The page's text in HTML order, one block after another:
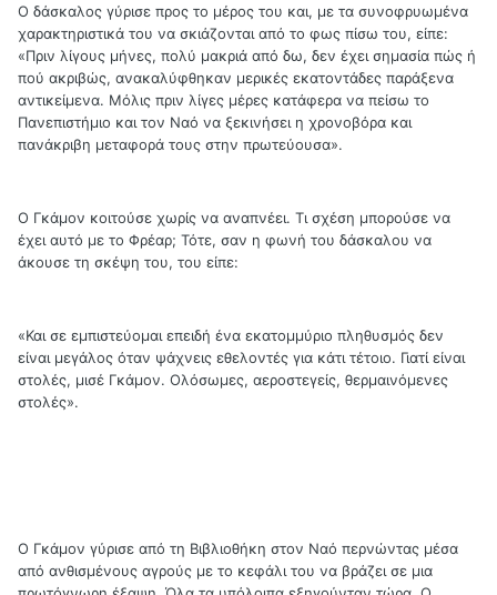
Ο δάσκαλος γύρισε προς το μέρος του και, με τα συνοφρυωμένα
χαρακτηριστικά του να σκιάζονται από το φως πίσω του, είπε:
«Πριν λίγους μήνες, πολύ μακριά από δω, δεν έχει σημασία πώς ή
πού ακριβώς, ανακαλύφθηκαν μερικές εκατοντάδες παράξενα
αντικείμενα. Μόλις πριν λίγες μέρες κατάφερα να πείσω το
Πανεπιστήμιο και τον Ναό να ξεκινήσει η χρονοβόρα και
πανάκριβη μεταφορά τους στην πρωτεύουσα».
Ο Γκάμον κοιτούσε χωρίς να αναπνέει. Τι σχέση μπορούσε να
έχει αυτό με το Φρέαρ; Τότε, σαν η φωνή του δάσκαλου να
άκουσε τη σκέψη του, του είπε:
«Και σε εμπιστεύομαι επειδή ένα εκατομμύριο πληθυσμός δεν
είναι μεγάλος όταν ψάχνεις εθελοντές για κάτι τέτοιο. Γιατί είναι
στολές, μισέ Γκάμον. Ολόσωμες, αεροστεγείς, θερμαινόμενες
στολές».
Ο Γκάμον γύρισε από τη Βιβλιοθήκη στον Ναό περνώντας μέσα
από ανθισμένους αγρούς με το κεφάλι του να βράζει σε μια